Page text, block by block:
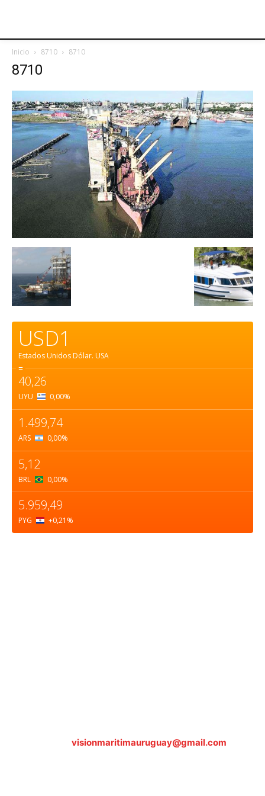
Inicio 8710 8710
8710
USD1
Estados Unidos Dólar. USA
=
40,26
UYU 0,00%
1.499,74
ARS 0,00%
5,12
BRL 0,00%
5.959,49
PYG +0,21 %
visionmaritimauruguay@gmail.com